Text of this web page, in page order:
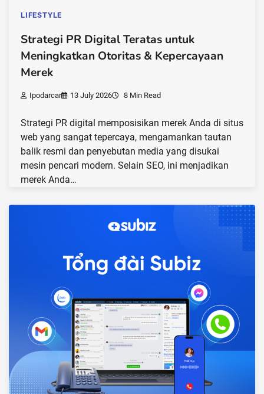
LIFESTYLE
Strategi PR Digital Teratas untuk
Meningkatkan Otoritas & Kepercayaan
Merek
Ipodarcar 13 July 2026 8 Min Read
Strategi PR digital memposisikan merek Anda di situs
web yang sangat tepercaya, mengamankan tautan
balik resmi dan penyebutan media yang disukai
mesin pencari modern. Selain SEO, ini menjadikan
merek Anda…